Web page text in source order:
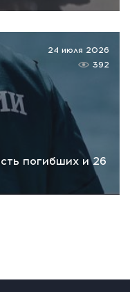
погибших и 26
24 июля 2026
392